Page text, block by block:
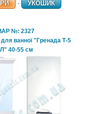
- УКОШИК
№: 2327
для ванної "Гренада Т-5
40-55 см